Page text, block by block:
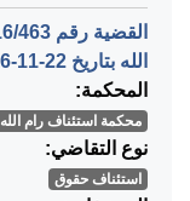
الله بتاريخ ‎2016-11-22‏
المحكمة:
محكمة استئناف رام الله
نوع التقاضي:
استئناف حقوق